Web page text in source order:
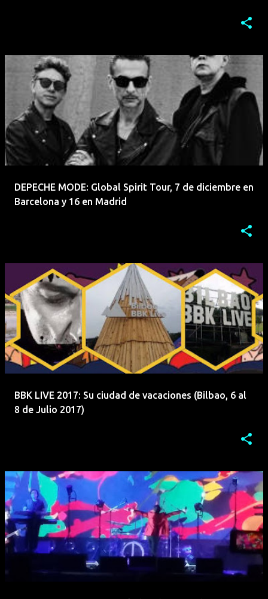
DEPECHE MODE: Global Spirit Tour, 7 de diciembre en
Barcelona y 16 en Madrid
BBK LIVE 2017: Su ciudad de vacaciones (Bilbao, 6 al
8 de Julio 2017)